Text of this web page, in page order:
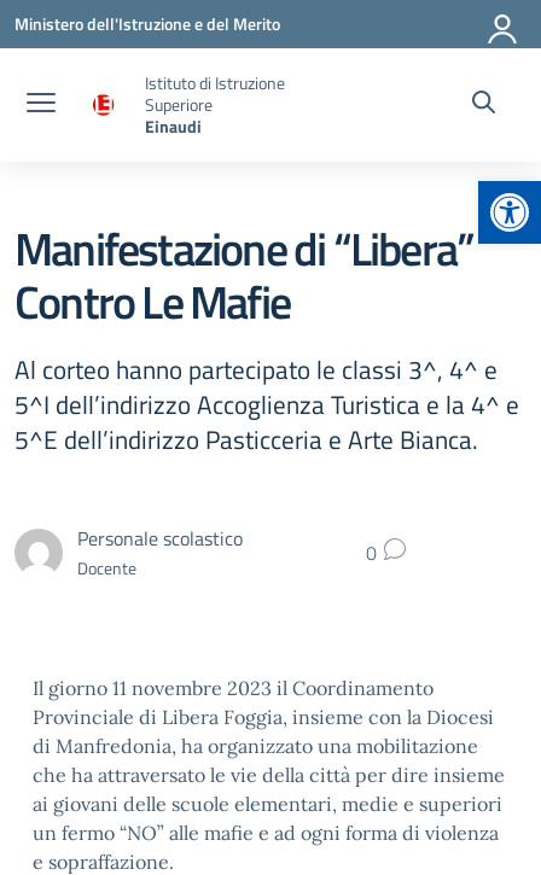
Vai ai contenuti
Vai al menu di navigazione
Vai al footer
Ministero dell'Istruzione e del Merito
Istituto di Istruzione
Superiore
Einaudi
Manifestazione di “Libera”
Contro Le Mafie
Al corteo hanno partecipato le classi 3^, 4^ e
5^I dell’indirizzo Accoglienza Turistica e la 4^ e
5^E dell’indirizzo Pasticceria e Arte Bianca.
Personale scolastico
Docente 0
Il giorno 11 novembre 2023 il Coordinamento
Provinciale di Libera Foggia, insieme con la Diocesi
di Manfredonia, ha organizzato una mobilitazione
che ha attraversato le vie della città per dire insieme
ai giovani delle scuole elementari, medie e superiori
un fermo “NO” alle mafie e ad ogni forma di violenza
e sopraffazione.